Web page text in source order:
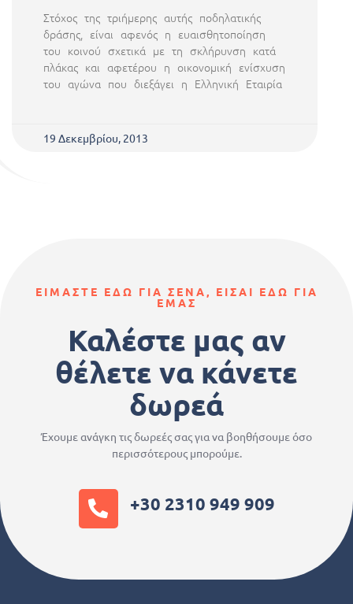
Στόχος της τριήμερης αυτής ποδηλατικής
δράσης, είναι αφενός η ευαισθητοποίηση
του κοινού σχετικά με τη σκλήρυνση κατά
πλάκας και αφετέρου η οικονομική ενίσχυση
του αγώνα που διεξάγει η Ελληνική Εταιρία
19 Δεκεμβρίου, 2013
ΕΙΜΑΣΤΕ ΕΔΩ ΓΙΑ ΣΕΝΑ, ΕΙΣΑΙ ΕΔΩ ΓΙΑ
ΕΜΑΣ
Καλέστε μας αν
θέλετε να κάνετε
δωρεά
Έχουμε ανάγκη τις δωρεές σας για να βοηθήσουμε όσο
περισσότερους μπορούμε.
+30 2310 949 909